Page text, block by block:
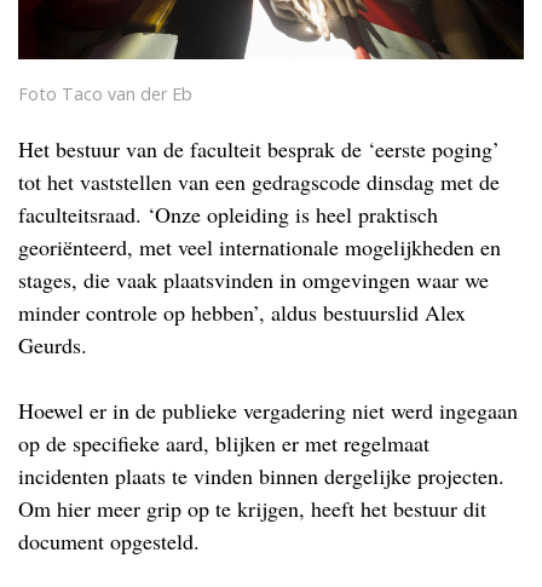
Foto Taco van der Eb
Het bestuur van de faculteit besprak de ‘eerste poging’
tot het vaststellen van een gedragscode dinsdag met de
faculteitsraad. ‘Onze opleiding is heel praktisch
georiënteerd, met veel internationale mogelijkheden en
stages, die vaak plaatsvinden in omgevingen waar we
minder controle op hebben’, aldus bestuurslid Alex
Geurds.
Hoewel er in de publieke vergadering niet werd ingegaan
op de specifieke aard, blijken er met regelmaat
incidenten plaats te vinden binnen dergelijke projecten.
Om hier meer grip op te krijgen, heeft het bestuur dit
document opgesteld.